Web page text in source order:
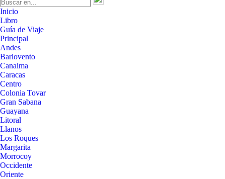
Inicio
Libro
Guía de Viaje
Principal
Andes
Barlovento
Canaima
Caracas
Centro
Colonia Tovar
Gran Sabana
Guayana
Litoral
Llanos
Los Roques
Margarita
Morrocoy
Occidente
Oriente